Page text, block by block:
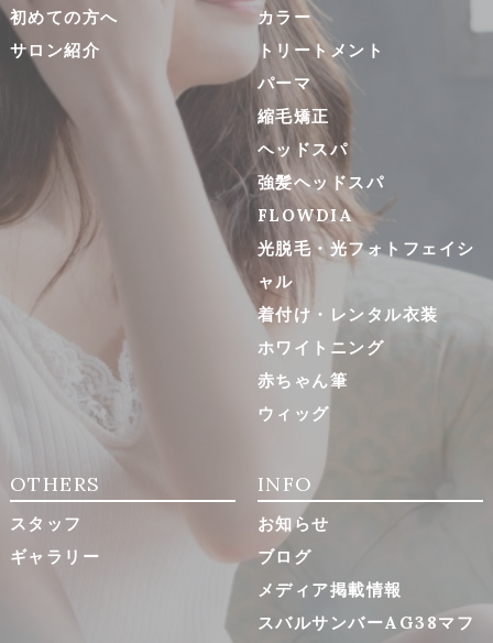
初めての方へ
サロン紹介
カラー
トリートメント
パーマ
縮毛矯正
ヘッドスパ
強髪ヘッドスパ
FLOWDIA
光脱毛・光フォトフェイシ
ャル
着付け・レンタル衣装
ホワイトニング
赤ちゃん筆
ウィッグ
OTHERS
スタッフ
ギャラリー
INFO
お知らせ
ブログ
メディア掲載情報
スバルサンバーAG38マフ